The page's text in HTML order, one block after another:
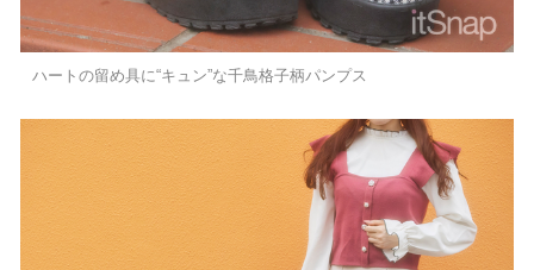
ハートの留め具に“キュン”な千鳥格子柄パンプス